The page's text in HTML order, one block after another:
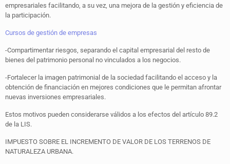
empresariales facilitando, a su vez, una mejora de la gestión y eficiencia de
la participación.
Cursos de gestión de empresas
-Compartimentar riesgos, separando el capital empresarial del resto de
bienes del patrimonio personal no vinculados a los negocios.
-Fortalecer la imagen patrimonial de la sociedad facilitando el acceso y la
obtención de financiación en mejores condiciones que le permitan afrontar
nuevas inversiones empresariales.
Estos motivos pueden considerarse válidos a los efectos del artículo 89.2
de la LIS.
IMPUESTO SOBRE EL INCREMENTO DE VALOR DE LOS TERRENOS DE
NATURALEZA URBANA.